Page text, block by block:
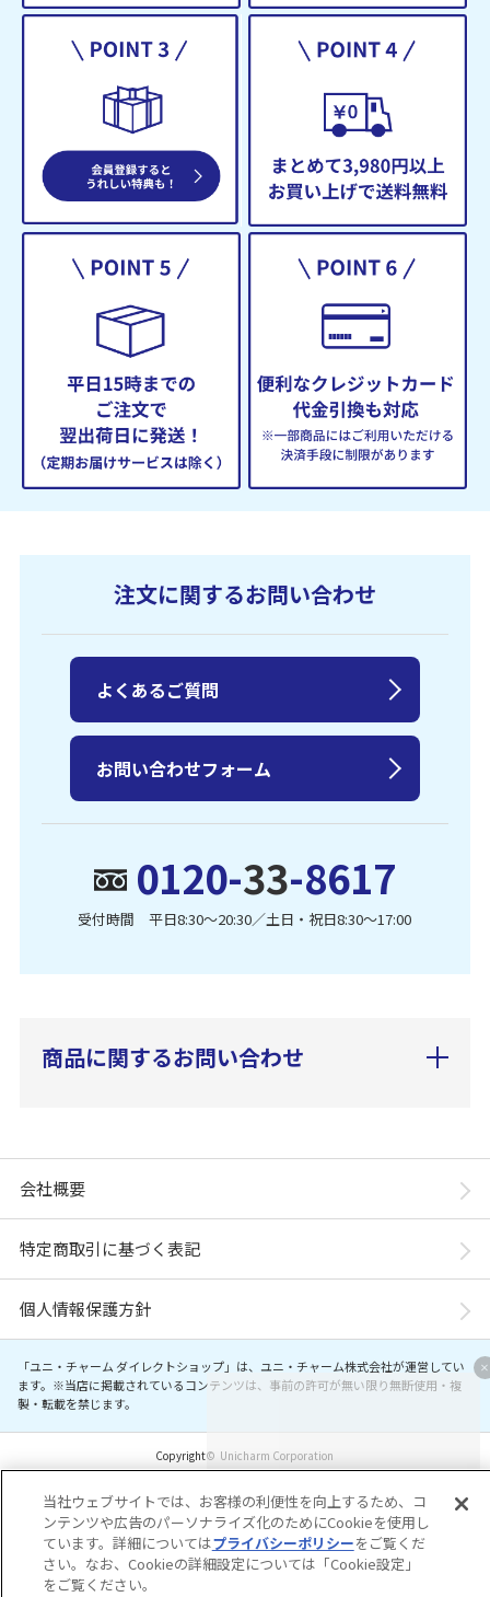
注文に関するお問い合わせ
0120-33-8617
受付時間 平日8:30〜20:30／土日・祝日8:30〜17:00
よくあるご質問
お問い合わせフォーム
商品に関するお問い合わせ
会社概要
特定商取引に基づく表記
個人情報保護方針
Copyright© Unicharm Corporation
「ユニ・チャーム ダイレクトショップ」は、ユニ・チャーム株式会社が運営してい
ます。※当店に掲載されているコンテンツは、事前の許可が無い限り無断使用・複
製・転載を禁じます。
当社ウェブサイトでは、お客様の利便性を向上するため、コ
ンテンツや広告のパーソナライズ化のためにCookieを使用し
ています。詳細についてはプライバシーポリシーをご覧くだ
さい。なお、Cookieの詳細設定については「Cookie設定」
をご覧ください。